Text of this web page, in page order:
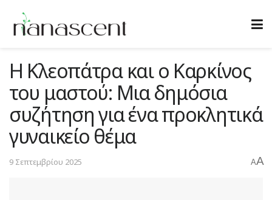
Η Κλεοπάτρα και ο Καρκίνος
του μαστού: Μια δημόσια
συζήτηση για ένα προκλητικά
γυναικείο θέμα
9 Σεπτεμβρίου 2025 AA